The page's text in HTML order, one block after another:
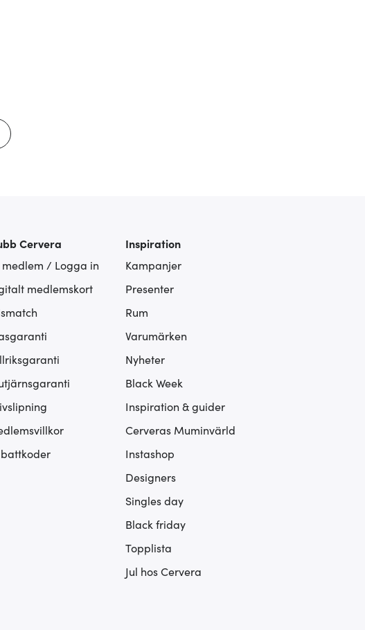
Cervera
medlem / Logga in
medlemskort
Inspiration
Kampanjer
Presenter
Rum
Varumärken
Nyheter
Black Week
Inspiration & guider
Cerveras Muminvärld
Instashop
Designers
Singles day
Black friday
Topplista
Jul hos Cervera